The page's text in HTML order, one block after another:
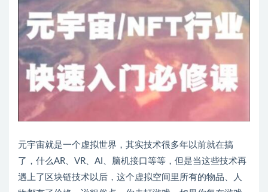
元宇宙就是一个虚拟世界，其实技术很多年以前就在搞
了，什么AR、VR、AI、脑机接口等等，但是当这些技术再
遇上了区块链技术以后，这个虚拟空间里所有的物品、人